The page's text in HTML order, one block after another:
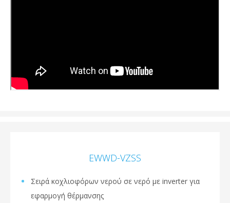
EWWD-VZSS
Σειρά κοχλιοφόρων νερού σε νερό με inverter για
εφαρμογή θέρμανσης